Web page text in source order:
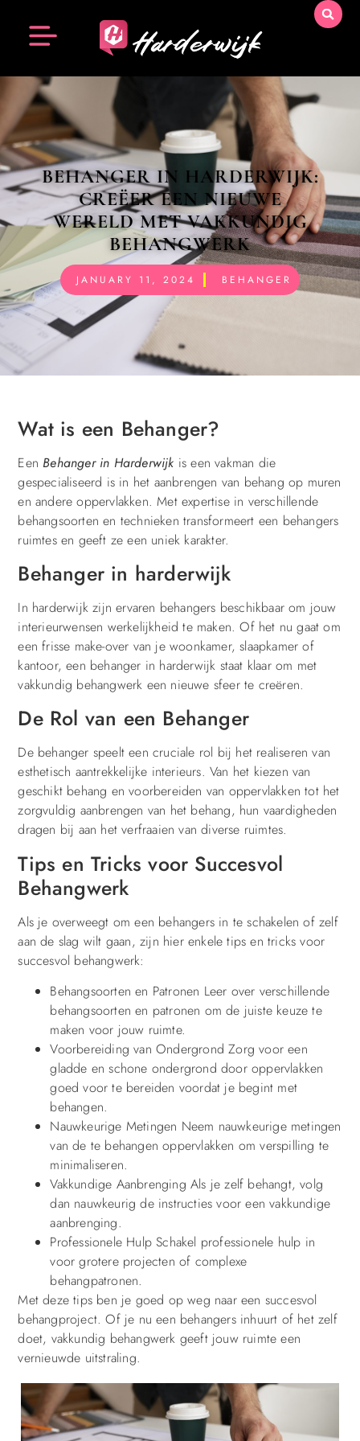
BEHANGER IN HARDERWIJK:
CREËER EEN NIEUWE
WERELD MET VAKKUNDIG
BEHANGWERK
JANUARY 11, 2024 BEHANGER
Wat is een Behanger?
EenBehanger in Harderwijk is een vakman die
gespecialiseerd is in het aanbrengen van behang op muren
en andere oppervlakken. Met expertise in verschillende
behangsoorten en technieken transformeert een behangers
ruimtes en geeft ze een uniek karakter.
Behanger in harderwijk
In harderwijk zijn ervaren behangers beschikbaar om jouw
interieurwensen werkelijkheid te maken. Of het nu gaat om
een frisse make-over van je woonkamer, slaapkamer of
kantoor, een behanger in harderwijk staat klaar om met
vakkundig behangwerk een nieuwe sfeer te creëren.
De Rol van een Behanger
De behanger speelt een cruciale rol bij het realiseren van
esthetisch aantrekkelijke interieurs. Van het kiezen van
geschikt behang en voorbereiden van oppervlakken tot het
zorgvuldig aanbrengen van het behang, hun vaardigheden
dragen bij aan het verfraaien van diverse ruimtes.
Tips en Tricks voor Succesvol
Behangwerk
Als je overweegt om een behangers in te schakelen of zelf
aan de slag wilt gaan, zijn hier enkele tips en tricks voor
succesvol behangwerk:
Behangsoorten en Patronen Leer over verschillende
behangsoorten en patronen om de juiste keuze te
maken voor jouw ruimte.
Voorbereiding van Ondergrond Zorg voor een
gladde en schone ondergrond door oppervlakken
goed voor te bereiden voordat je begint met
behangen.
Nauwkeurige Metingen Neem nauwkeurige metingen
van de te behangen oppervlakken om verspilling te
minimaliseren.
Vakkundige Aanbrenging Als je zelf behangt, volg
dan nauwkeurig de instructies voor een vakkundige
aanbrenging.
Professionele Hulp Schakel professionele hulp in
voor grotere projecten of complexe
behangpatronen.
Met deze tips ben je goed op weg naar een succesvol
behangproject. Of je nu een behangers inhuurt of het zelf
doet, vakkundig behangwerk geeft jouw ruimte een
vernieuwde uitstraling.